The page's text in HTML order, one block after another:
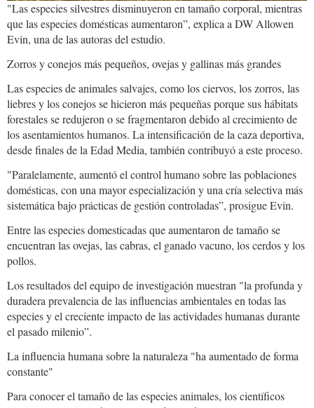
"Las especies silvestres disminuyeron en tamaño corporal, mientras
que las especies domésticas aumentaron”, explica a DW Allowen
Evin, una de las autoras del estudio.
Zorros y conejos más pequeños, ovejas y gallinas más grandes
Las especies de animales salvajes, como los ciervos, los zorros, las
liebres y los conejos se hicieron más pequeñas porque sus hábitats
forestales se redujeron o se fragmentaron debido al crecimiento de
los asentamientos humanos. La intensificación de la caza deportiva,
desde finales de la Edad Media, también contribuyó a este proceso.
"Paralelamente, aumentó el control humano sobre las poblaciones
domésticas, con una mayor especialización y una cría selectiva más
sistemática bajo prácticas de gestión controladas”, prosigue Evin.
Entre las especies domesticadas que aumentaron de tamaño se
encuentran las ovejas, las cabras, el ganado vacuno, los cerdos y los
pollos.
Los resultados del equipo de investigación muestran "la profunda y
duradera prevalencia de las influencias ambientales en todas las
especies y el creciente impacto de las actividades humanas durante
el pasado milenio”.
La influencia humana sobre la naturaleza "ha aumentado de forma
constante"
Para conocer el tamaño de las especies animales, los científicos